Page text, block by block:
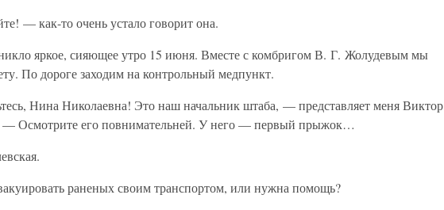
— как-то очень устало говорит она.
яркое, сияющее утро 15 июня. Вместе с комбригом В. Г. Жолудевым мы
По дороге заходим на контрольный медпункт.
Нина Николаевна! Это наш начальник штаба, — представляет меня Виктор
— Осмотрите его повнимательней. У него — первый прыжок…
раненых своим транспортом, или нужна помощь?